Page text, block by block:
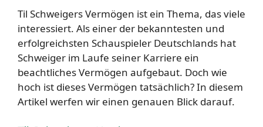
Til Schweigers Vermögen ist ein Thema, das viele
interessiert. Als einer der bekanntesten und
erfolgreichsten Schauspieler Deutschlands hat
Schweiger im Laufe seiner Karriere ein
beachtliches Vermögen aufgebaut. Doch wie
hoch ist dieses Vermögen tatsächlich? In diesem
Artikel werfen wir einen genauen Blick darauf.